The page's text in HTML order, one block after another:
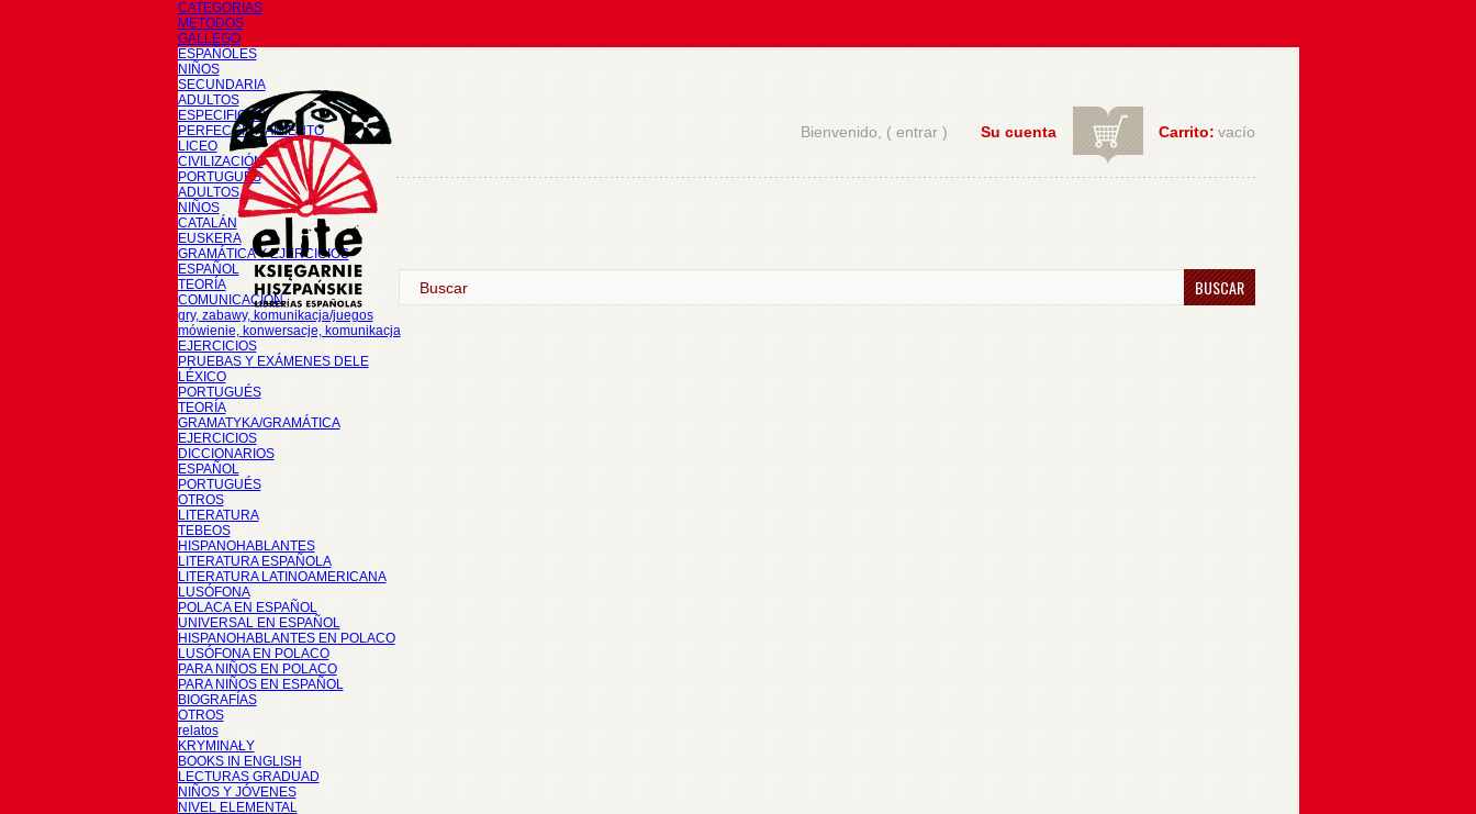
CATEGORÍAS
METODOS
GALLEGO
ESPAÑOLES
NIÑOS
SECUNDARIA
ADULTOS
ESPECIFICOS
PERFECCIONAMIENTO
LICEO
CIVILIZACIÓN
PORTUGUÉS
ADULTOS
NIÑOS
CATALÁN
EUSKERA
GRAMÁTICA Y EJERCICIOS
ESPAÑOL
TEORÍA
COMUNICACIÓN
gry, zabawy, komunikacja/juegos
mówienie, konwersacje, komunikacja
EJERCICIOS
PRUEBAS Y EXÁMENES DELE
LÉXICO
PORTUGUÉS
TEORÍA
GRAMATYKA/GRAMÁTICA
EJERCICIOS
DICCIONARIOS
ESPAÑOL
PORTUGUÉS
OTROS
LITERATURA
TEBEOS
HISPANOHABLANTES
LITERATURA ESPAÑOLA
LITERATURA LATINOAMERICANA
LUSÓFONA
POLACA EN ESPAÑOL
UNIVERSAL EN ESPAÑOL
HISPANOHABLANTES EN POLACO
LUSÓFONA EN POLACO
PARA NIÑOS EN POLACO
PARA NIÑOS EN ESPAÑOL
BIOGRAFÍAS
OTROS
relatos
KRYMINAŁY
BOOKS IN ENGLISH
LECTURAS GRADUAD
NIÑOS Y JÓVENES
NIVEL ELEMENTAL
Carrito: vacío
Su cuenta
Bienvenido, ( entrar)
BUSCAR